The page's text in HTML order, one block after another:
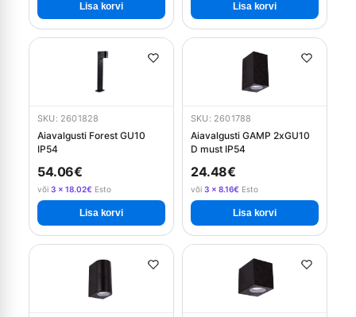
Lisa korvi Lisa korvi
SKU: 2601828
Aiavalgusti Forest GU10
IP54
54.06€
või 3 × 18.02€ Esto
Lisa korvi
SKU: 2601788
Aiavalgusti GAMP 2xGU10
D must IP54
24.48€
või 3 × 8.16€ Esto
Lisa korvi